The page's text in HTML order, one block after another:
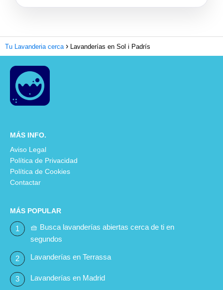
Tu Lavanderia cerca Lavanderías en Sol i Padrís
MÁS INFO.
Aviso Legal
Política de Privacidad
Política de Cookies
Contactar
MÁS POPULAR
🧺 Busca lavanderías abiertas cerca de ti en
segundos
Lavanderías en Terrassa
Lavanderías en Madrid